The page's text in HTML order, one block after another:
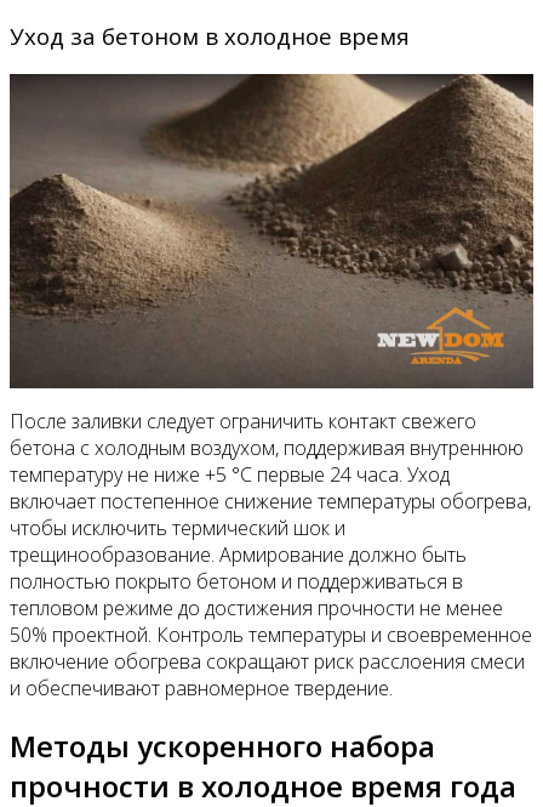
Уход за бетоном в холодное время
После заливки следует ограничить контакт свежего
бетона с холодным воздухом, поддерживая внутреннюю
температуру не ниже +5 °C первые 24 часа. Уход
включает постепенное снижение температуры обогрева,
чтобы исключить термический шок и
трещинообразование. Армирование должно быть
полностью покрыто бетоном и поддерживаться в
тепловом режиме до достижения прочности не менее
50% проектной. Контроль температуры и своевременное
включение обогрева сокращают риск расслоения смеси
и обеспечивают равномерное твердение.
Методы ускоренного набора
прочности в холодное время года